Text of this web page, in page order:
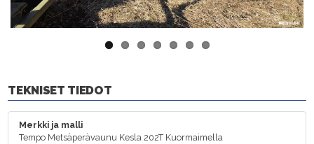
TEKNISET TIEDOT
Merkki ja malli
Tempo Metsäperävaunu Kesla 202T Kuormaimella